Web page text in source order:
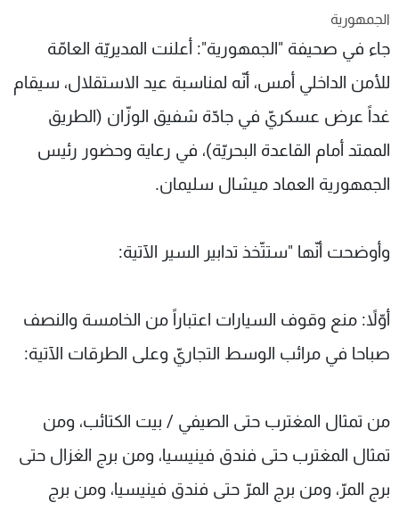
الجمهورية
جاء في صحيفة "الجمهورية": أعلنت المديريّة العامّة
للأمن الداخلي أمس، أنّه لمناسبة عيد الاستقلال، سيقام
غداً عرض عسكريّ في جادّة شفيق الوزّان (الطريق
الممتد أمام القاعدة البحريّة)، في رعاية وحضور رئيس
الجمهورية العماد ميشال سليمان.
وأوضحت أنّها "ستتّخذ تدابير السير الآتية:
أوّلاً: منع وقوف السيارات اعتباراً من الخامسة والنصف
صباحا في مرائب الوسط التجاريّ وعلى الطرقات الآتية:
من تمثال المغترب حتى الصيفي / بيت الكتائب، ومن
تمثال المغترب حتى فندق فينيسيا، ومن برج الغزال حتى
برج المرّ، ومن برج المرّ حتى فندق فينيسيا، ومن برج
جدول البرامج
شاهد البرامج
الترددات
عن MTV
لاعلاناتكم
وظائف
شروط الإسـتخدام